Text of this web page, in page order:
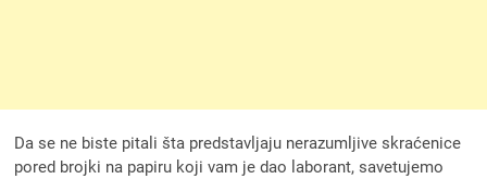
Da se ne biste pitali šta predstavljaju nerazumljive skraćenice
pored brojki na papiru koji vam je dao laborant, savetujemo